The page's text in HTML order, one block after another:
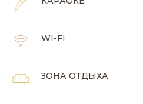
WI-FI
ЗОНА ОТДЫХА